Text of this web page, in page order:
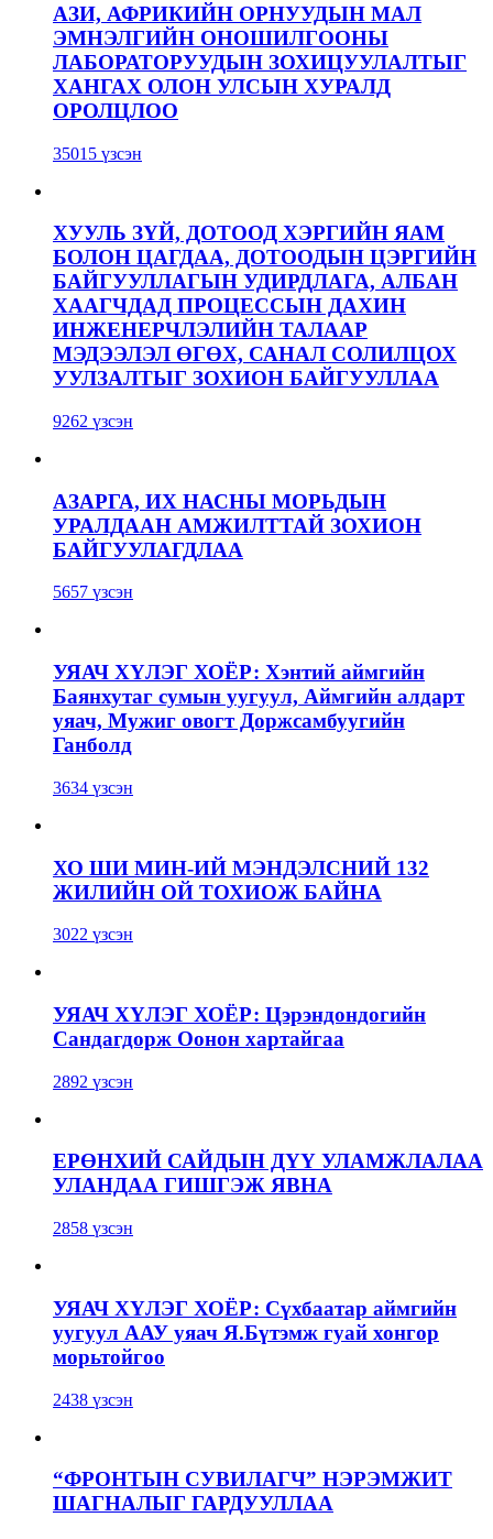
АЗИ, АФРИКИЙН ОРНУУДЫН МАЛ
ЭМНЭЛГИЙН ОНОШИЛГООНЫ
ЛАБОРАТОРУУДЫН ЗОХИЦУУЛАЛТЫГ
ХАНГАХ ОЛОН УЛСЫН ХУРАЛД
ОРОЛЦЛОО
35015 үзсэн
ХУУЛЬ ЗҮЙ, ДОТООД ХЭРГИЙН ЯАМ
БОЛОН ЦАГДАА, ДОТООДЫН ЦЭРГИЙН
БАЙГУУЛЛАГЫН УДИРДЛАГА, АЛБАН
ХААГЧДАД ПРОЦЕССЫН ДАХИН
ИНЖЕНЕРЧЛЭЛИЙН ТАЛААР
МЭДЭЭЛЭЛ ӨГӨХ, САНАЛ СОЛИЛЦОХ
УУЛЗАЛТЫГ ЗОХИОН БАЙГУУЛЛАА
9262 үзсэн
АЗАРГА, ИХ НАСНЫ МОРЬДЫН
УРАЛДААН АМЖИЛТТАЙ ЗОХИОН
БАЙГУУЛАГДЛАА
5657 үзсэн
УЯАЧ ХҮЛЭГ ХОЁР: Хэнтий аймгийн
Баянхутаг сумын уугуул, Аймгийн алдарт
уяач, Мужиг овогт Доржсамбуугийн
Ганболд
3634 үзсэн
ХО ШИ МИН-ИЙ МЭНДЭЛСНИЙ 132
ЖИЛИЙН ОЙ ТОХИОЖ БАЙНА
3022 үзсэн
УЯАЧ ХҮЛЭГ ХОЁР: Цэрэндондогийн
Сандагдорж Оонон хартайгаа
2892 үзсэн
ЕРӨНХИЙ САЙДЫН ДҮҮ УЛАМЖЛАЛАА
УЛАНДАА ГИШГЭЖ ЯВНА
2858 үзсэн
УЯАЧ ХҮЛЭГ ХОЁР: Сүхбаатар аймгийн
уугуул ААУ уяач Я.Бүтэмж гуай хонгор
морьтойгоо
2438 үзсэн
“ФРОНТЫН СУВИЛАГЧ” НЭРЭМЖИТ
ШАГНАЛЫГ ГАРДУУЛЛАА